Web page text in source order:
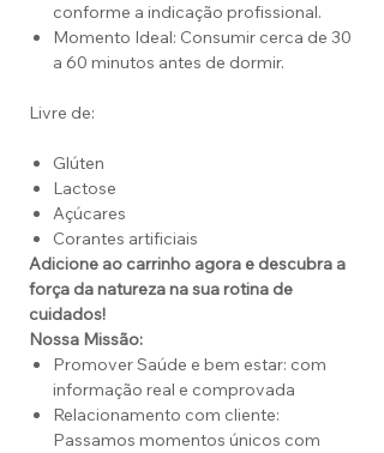
conforme a indicação profissional.
Momento Ideal: Consumir cerca de 30
a 60 minutos antes de dormir.
Livre de:
Glúten
Lactose
Açúcares
Corantes artificiais
Adicione ao carrinho agora e descubra a
força da natureza na sua rotina de
cuidados!
Nossa Missão:
Promover Saúde e bem estar: com
informação real e comprovada
Relacionamento com cliente:
Passamos momentos únicos com